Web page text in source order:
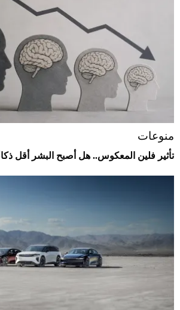
منوعات
تأثير فلين المعكوس.. هل أصبح البشر أقل